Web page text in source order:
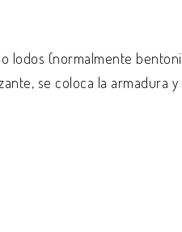
lodos (normalmente
se coloca la armadura